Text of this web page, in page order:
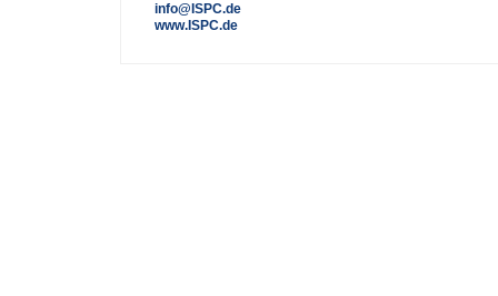
info@ISPC.de
www.ISPC.de